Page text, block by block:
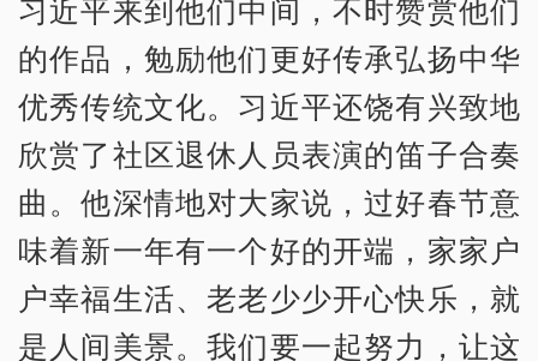
习近平来到他们中间，不时赞赏他们
的作品，勉励他们更好传承弘扬中华
优秀传统文化。习近平还饶有兴致地
欣赏了社区退休人员表演的笛子合奏
曲。他深情地对大家说，过好春节意
味着新一年有一个好的开端，家家户
户幸福生活、老老少少开心快乐，就
是人间美景。我们要一起努力，让这